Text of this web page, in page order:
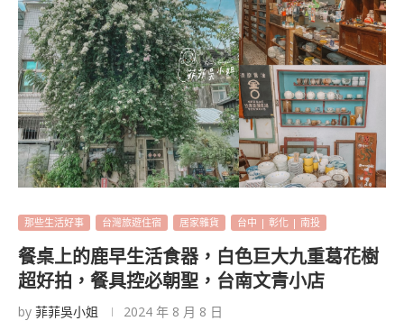
那些生活好事 台灣旅遊住宿 居家雜貨 台中 | 彰化 | 南投
餐桌上的鹿早生活食器，白色巨大九重葛花樹
超好拍，餐具控必朝聖，台南文青小店
by 菲菲吳小姐 2024 年 8 月 8 日